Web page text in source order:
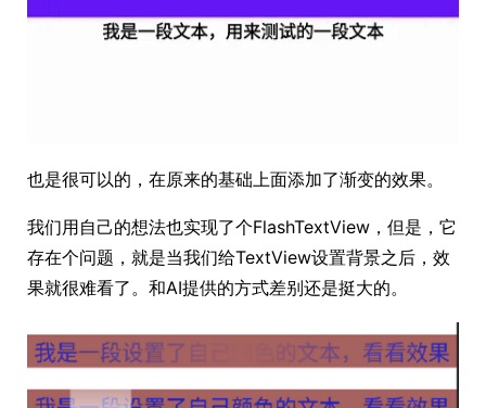
也是很可以的，在原来的基础上面添加了渐变的效果。
我们用自己的想法也实现了个FlashTextView，但是，它
存在个问题，就是当我们给TextView设置背景之后，效
果就很难看了。和AI提供的方式差别还是挺大的。